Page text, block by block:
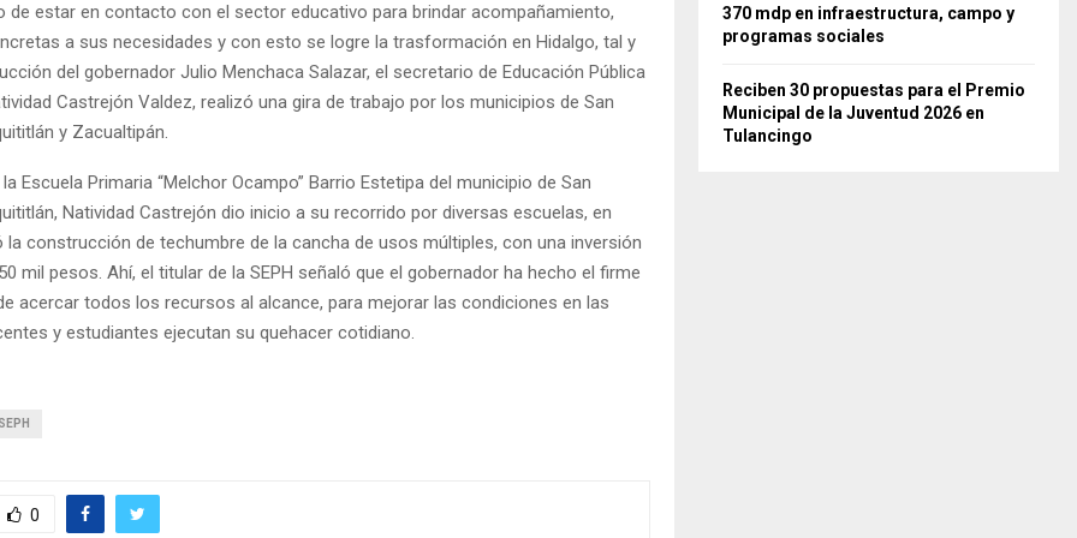
de estar en contacto con el sector educativo para brindar acompañamiento,
a sus necesidades y con esto se logre la trasformación en Hidalgo, tal y
del gobernador Julio Menchaca Salazar, el secretario de Educación Pública
Castrejón Valdez, realizó una gira de trabajo por los municipios de San
y Zacualtipán.
Escuela Primaria “Melchor Ocampo” Barrio Estetipa del municipio de San
Natividad Castrejón dio inicio a su recorrido por diversas escuelas, en
la construcción de techumbre de la cancha de usos múltiples, con una inversión
mil pesos. Ahí, el titular de la SEPH señaló que el gobernador ha hecho el firme
acercar todos los recursos al alcance, para mejorar las condiciones en las
y estudiantes ejecutan su quehacer cotidiano.
0
370 mdp en infraestructura, campo y
programas sociales
Reciben 30 propuestas para el Premio
Municipal de la Juventud 2026 en
Tulancingo